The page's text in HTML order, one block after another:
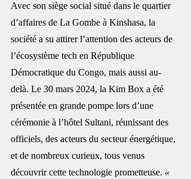
Avec son siège social situé dans le quartier
d’affaires de La Gombe à Kinshasa, la
société a su attirer l’attention des acteurs de
l’écosystème tech en République
Démocratique du Congo, mais aussi au-
delà. Le 30 mars 2024, la Kim Box a été
présentée en grande pompe lors d’une
cérémonie à l’hôtel Sultani, réunissant des
officiels, des acteurs du secteur énergétique,
et de nombreux curieux, tous venus
découvrir cette technologie prometteuse. «